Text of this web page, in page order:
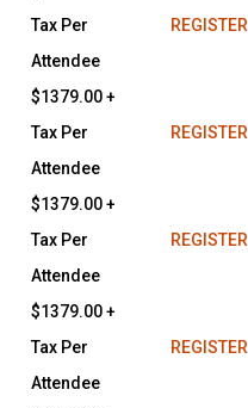
Tax Per
Attendee
REGISTER
$1379.00 +
Tax Per
Attendee
REGISTER
$1379.00 +
Tax Per
Attendee
REGISTER
$1379.00 +
Tax Per
Attendee
REGISTER